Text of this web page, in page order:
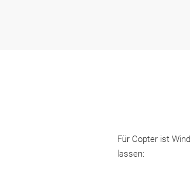
Für Copter ist
lassen: